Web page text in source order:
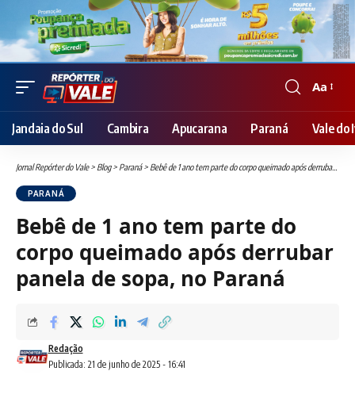
Font
Resizer
Aa
Jandaia do Sul Cambira Apucarana Paraná Vale do
Jornal Repórter do Vale> Blog> Paraná> Bebê de 1 ano tem parte do corpo queimado após derrubar panela de sopa, no Paraná
PARANÁ
Bebê de 1 ano tem parte do
corpo queimado após derrubar
panela de sopa, no Paraná
Publicada: 21 de junho de 2025 - 16:41
Redação